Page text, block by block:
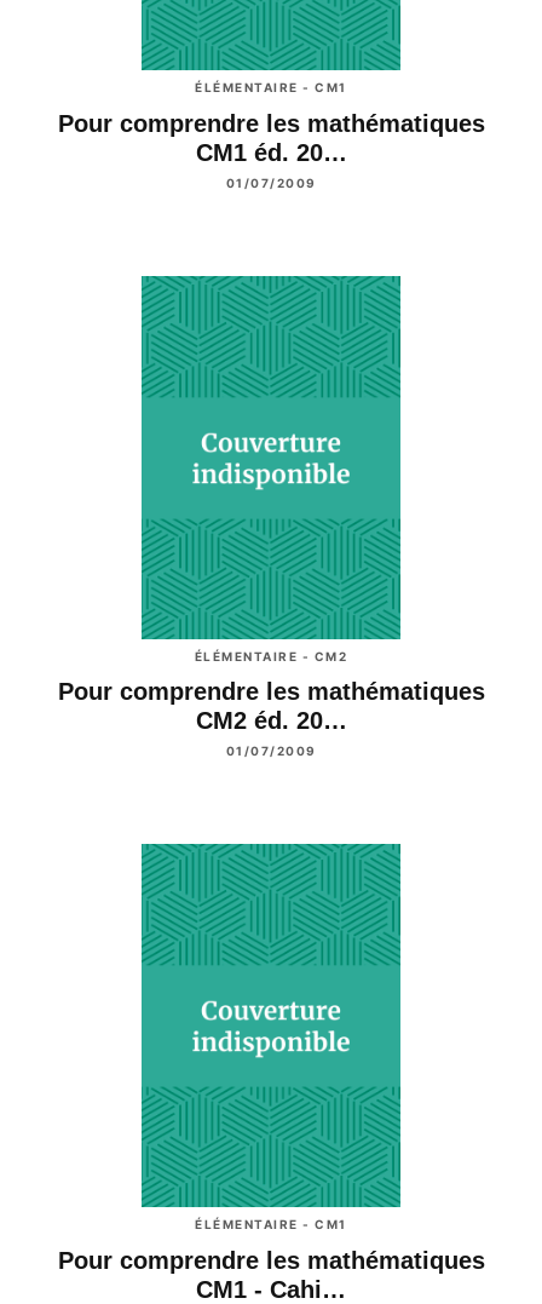
ÉLÉMENTAIRE - CM1
Pour comprendre les mathématiques
CM1 éd. 20…
01/07/2009
ÉLÉMENTAIRE - CM2
Pour comprendre les mathématiques
CM2 éd. 20…
01/07/2009
ÉLÉMENTAIRE - CM1
Pour comprendre les mathématiques
CM1 - Cahi…